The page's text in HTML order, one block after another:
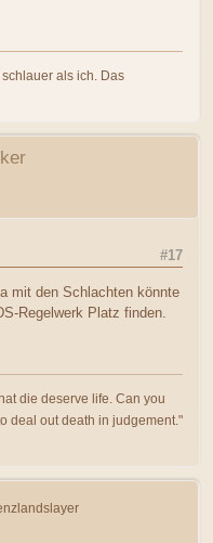
als ich. Das
#17
mit den Schlachten könnte
Regelwerk Platz finden.
die deserve life. Can you
deal out death in judgement."